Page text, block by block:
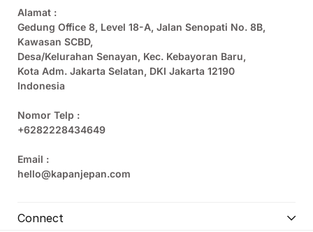
Alamat :
Gedung Office 8, Level 18-A, Jalan Senopati No. 8B,
Kawasan SCBD,
Desa/Kelurahan Senayan, Kec. Kebayoran Baru,
Kota Adm. Jakarta Selatan, DKI Jakarta 12190
Indonesia
Nomor Telp :
+6282228434649
Email :
hello@kapanjepan.com
Connect